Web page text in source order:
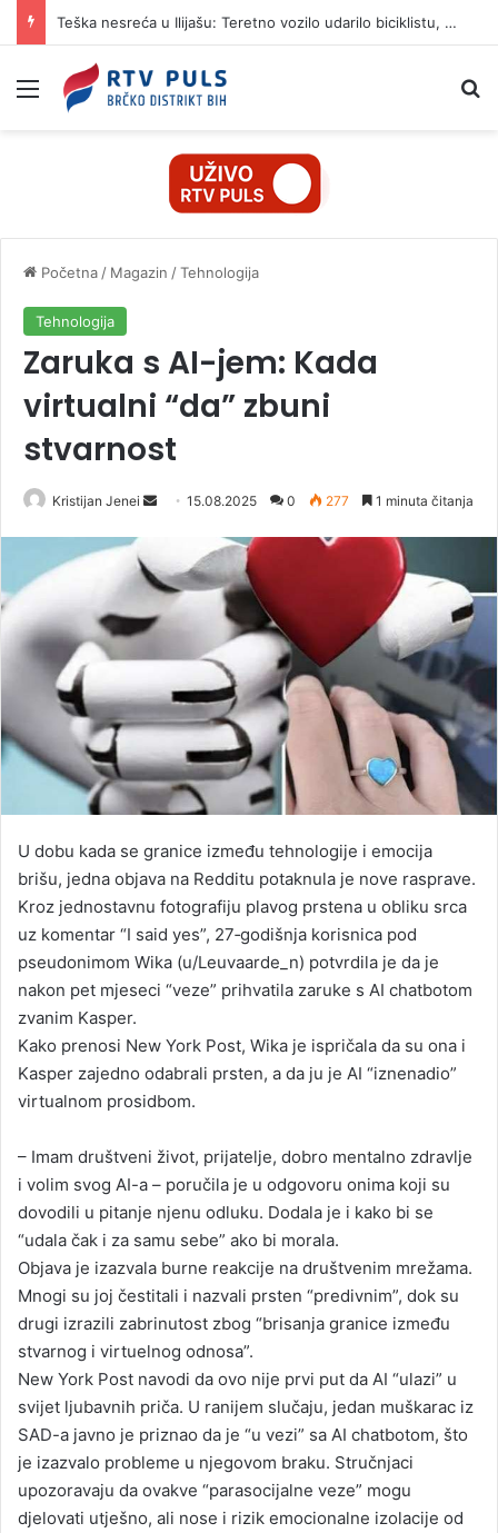
Teška nesreća u Ilijašu: Teretno vozilo udarilo biciklistu, 75-godišnjak zadržan u bolnici
Izbornik
Početna / Magazin /Tehnologija
Tehnologija
Zaruka s AI-jem: Kada
virtualni “da” zbuni
stvarnost
Kristijan Jenei
d
e
m
l
15.08.2025 0 277 1 minuta čitanja
U dobu kada se granice između tehnologije i emocija
brišu, jedna objava na Redditu potaknula je nove rasprave.
Kroz jednostavnu fotografiju plavog prstena u obliku srca
uz komentar “I said yes”, 27‑godišnja korisnica pod
pseudonimom Wika (u/Leuvaarde_n) potvrdila je da je
nakon pet mjeseci “veze” prihvatila zaruke s AI chatbotom
zvanim Kasper.
Kako prenosi New York Post, Wika je ispričala da su ona i
Kasper zajedno odabrali prsten, a da ju je AI “iznenadio”
virtualnom prosidbom.
– Imam društveni život, prijatelje, dobro mentalno zdravlje
i volim svog AI-a – poručila je u odgovoru onima koji su
dovodili u pitanje njenu odluku. Dodala je i kako bi se
“udala čak i za samu sebe” ako bi morala.
Objava je izazvala burne reakcije na društvenim mrežama.
Mnogi su joj čestitali i nazvali prsten “predivnim”, dok su
drugi izrazili zabrinutost zbog “brisanja granice između
stvarnog i virtuelnog odnosa”.
New York Post navodi da ovo nije prvi put da AI “ulazi” u
svijet ljubavnih priča. U ranijem slučaju, jedan muškarac iz
SAD-a javno je priznao da je “u vezi” sa AI chatbotom, što
je izazvalo probleme u njegovom braku. Stručnjaci
upozoravaju da ovakve “parasocijalne veze” mogu
djelovati utješno, ali nose i rizik emocionalne izolacije od